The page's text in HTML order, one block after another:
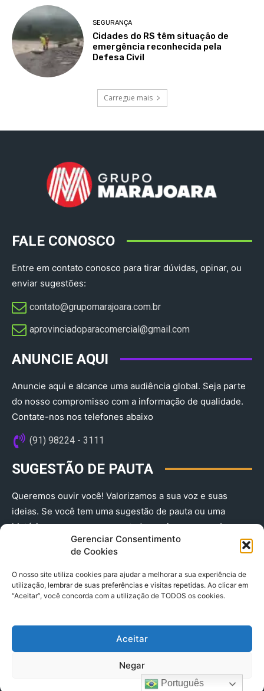
Gerenciar Consentimento
de Cookies
O nosso site utiliza cookies para ajudar a melhorar a sua experiência de
utilização, lembrar de suas preferências e visitas repetidas. Ao clicar em
“Aceitar”, você concorda com a utilização de TODOS os cookies.
Aceitar
Negar
SEGURANÇA
Cidades do RS têm situação de
emergência reconhecida pela
Defesa Civil
Carregue mais
FALE CONOSCO
Entre em contato conosco para tirar dúvidas, opinar, ou
enviar sugestões:
contato@grupomarajoara.com.br
aprovinciadoparacomercial@gmail.com​
ANUNCIE AQUI
Anuncie aqui e alcance uma audiência global. Seja parte
do nosso compromisso com a informação de qualidade.
Contate-nos nos telefones abaixo
(91) 98224 - 3111
SUGESTÃO DE PAUTA
Queremos ouvir você! Valorizamos a sua voz e suas
ideias. Se você tem uma sugestão de pauta ou uma
história que merece ser contada, envie-nos agora!
(91) 98224 - 3111
© 2025 A Província do Pará CNPJ: 04.901.141/0001-36 End .
Trav. Quintino Bocaiuva 2301, Ed. Rogério Fernandez – Sala
2701- Cremação – CEP 66045.315
Português